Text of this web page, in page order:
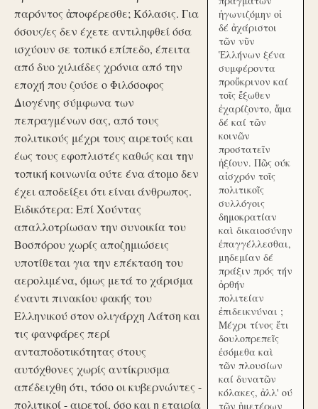
παρόντος ἀποφέρεσθε; Κόλασις. Για
όσους/ες δεν έχετε αντιληφθεί όσα
ισχύουν σε τοπικό επίπεδο, έπειτα
από δυο χιλιάδες χρόνια από την
εποχή που ζούσε ο Φιλόσοφος
Διογένης σύμφωνα των
πεπραγμένων σας, από τους
πολιτικούς μέχρι τους αιρετούς και
έως τους εφοπλιστές καθώς και την
τοπική κοινωνία ούτε ένα άτομο δεν
έχει αποδείξει ότι είναι άνθρωπος.
Ειδικότερα: Επί Χούντας
απαλλοτρίωσαν την συνοικία του
Βοσπόρου χωρίς αποζημιώσεις
υποτίθεται για την επέκταση του
αερολιμένα, όμως μετά το χάρισμα
έναντι πινακίου φακής του
Ελληνικού στον ολιγάρχη Λάτση και
τις φανφάρες περί
ανταποδοτικότητας στους
αυτόχθονες χωρίς αντίκρυσμα
απέδειχθη ότι, τόσο οι κυβερνώντες -
πολιτικοί - αιρετοί, όσο και η εταιρία
ἠγωνιζόμην οἱ
δέ ἀχάριστοι
τῶν νῦν
Ἑλλήνων ξένα
συμφέροντα
προὔκρινον καί
τοῖς ἔξωθεν
ἐχαρίζοντο, ἅμα
δέ καί τῶν
κοινῶν
προστατεῖν
ἠξίουν. Πῶς ούκ
αἰσχρόν τοῖς
πολιτικοῖς
συλλόγοις
δημοκρατίαν
καὶ δικαιοσύνην
ἐπαγγέλλεσθαι,
μηδεμίαν δέ
πράξιν πρός τήν
ὀρθήν
πολιτείαν
ἐπιδεικνύναι ;
Μέχρι τίνος ἔτι
δουλοπρεπεῖς
ἐσόμεθα καὶ
τῶν πλουσίων
καί δυνατῶν
κόλακες, ἀλλ' ού
τῶν ἡμετέρων